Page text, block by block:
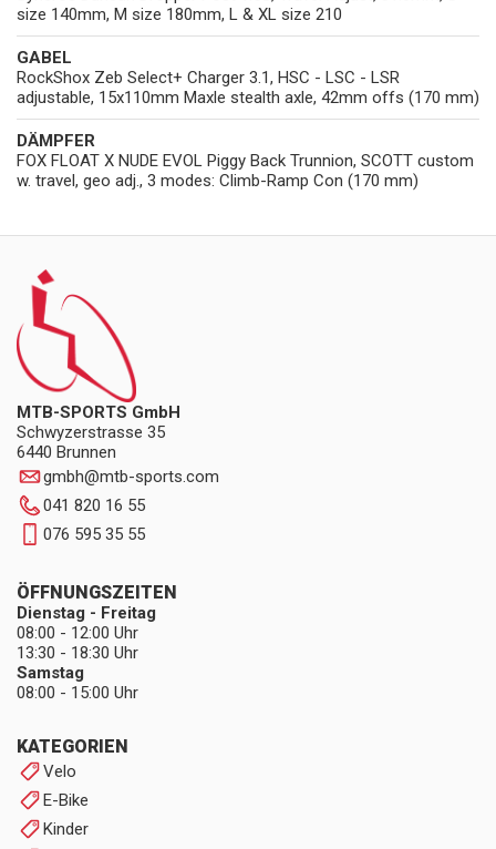
size 140mm, M size 180mm, L & XL size 210
GABEL
RockShox Zeb Select+ Charger 3.1, HSC - LSC - LSR
adjustable, 15x110mm Maxle stealth axle, 42mm offs (170 mm)
DÄMPFER
FOX FLOAT X NUDE EVOL Piggy Back Trunnion, SCOTT custom
w. travel, geo adj., 3 modes: Climb-Ramp Con (170 mm)
MTB-SPORTS GmbH
Schwyzerstrasse 35
6440 Brunnen
gmbh@mtb-sports.com
041 820 16 55
076 595 35 55
KATEGORIEN
Velo
E-Bike
Kinder
ÖFFNUNGSZEITEN
Dienstag - Freitag
08:00 - 12:00 Uhr
13:30 - 18:30 Uhr
Samstag
08:00 - 15:00 Uhr